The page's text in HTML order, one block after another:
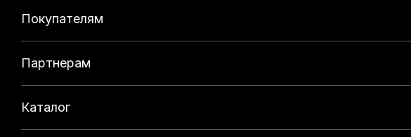
Покупателям
Партнерам
Каталог